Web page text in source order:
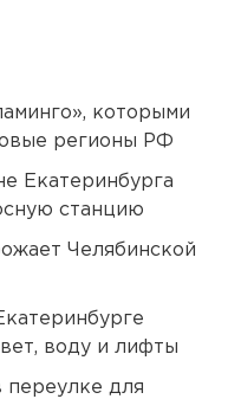
которыми
регионы РФ
Екатеринбурга
станцию
Челябинской
воду и лифты
для